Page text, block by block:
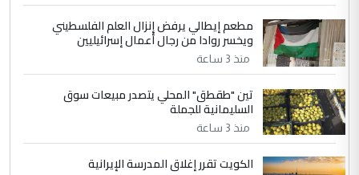
5 حيدر عاشور
التعليق : تحياتي لك استاذ حامدتركان. كلام
دقيق ومسؤول؛ فالاستثمار الحقيقي للإنسان
وثروات البلد يعتمد على الكفاءة ...
الموضوع :
بين الإهمال واغتصاب الأرض.. بلاد
الرافدين تعاني الجفاف والتصحر!!
مطعم إيطالي يرفض إنزال العلم الفلسطيني
ويخسر روادا من رجال أعمال إسرائيليين
منذ 3 ساعة
تين "طقطق" المحلي يتصدر مبيعات سوق
السليمانية للجملة
منذ 3 ساعة
الكويت تقرر إغلاق المدرسة الإيرانية